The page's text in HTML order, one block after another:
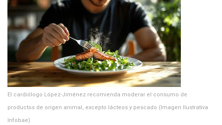
El cardiólogo López-Jiménez recomienda moderar el consumo de
productos de origen animal, excepto lácteos y pescado (Imagen Ilustrativa
Infobae)